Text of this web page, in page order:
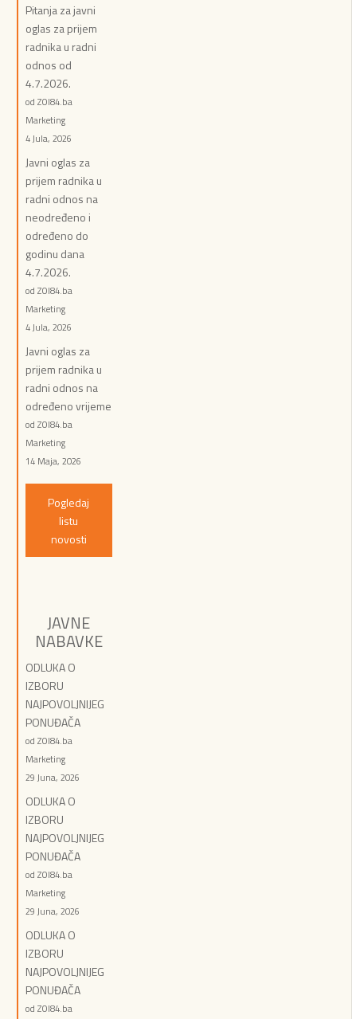
Pitanja za javni
oglas za prijem
radnika u radni
odnos od
4.7.2026.
od ZOI84.ba
Marketing
4 Jula, 2026
Javni oglas za
prijem radnika u
radni odnos na
neodređeno i
određeno do
godinu dana
4.7.2026.
od ZOI84.ba
Marketing
4 Jula, 2026
Javni oglas za
prijem radnika u
radni odnos na
određeno vrijeme
od ZOI84.ba
Marketing
14 Maja, 2026
Pogledaj
listu
novosti
JAVNE
NABAVKE
ODLUKA O
IZBORU
NAJPOVOLJNIJEG
PONUĐAČA
od ZOI84.ba
Marketing
29 Juna, 2026
ODLUKA O
IZBORU
NAJPOVOLJNIJEG
PONUĐAČA
od ZOI84.ba
Marketing
29 Juna, 2026
ODLUKA O
IZBORU
NAJPOVOLJNIJEG
PONUĐAČA
od ZOI84.ba